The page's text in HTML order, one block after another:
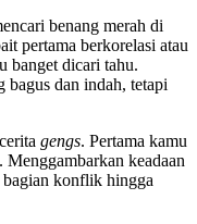
benang merah di
pertama berkorelasi atau
banget dicari tahu.
bagus dan indah, tetapi
gengs. Pertama kamu
keadaan
bagian konflik hingga